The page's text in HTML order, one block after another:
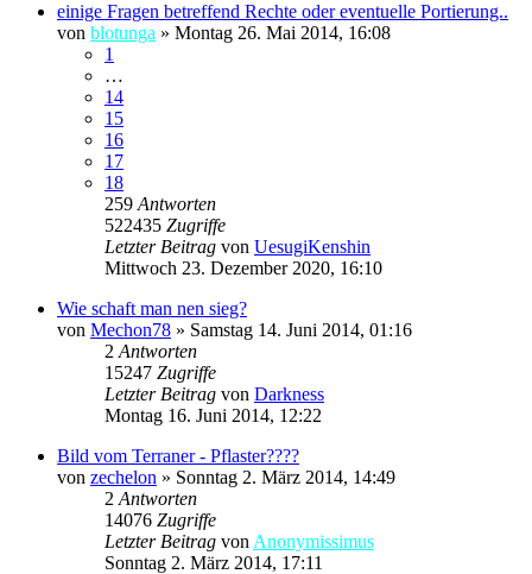
einige Fragen betreffend Rechte oder eventuelle Portierung..
von blotunga » Montag 26. Mai 2014, 16:08
1
…
14
15
16
17
18
259 Antworten
522435 Zugriffe
Letzter Beitrag von UesugiKenshin
Mittwoch 23. Dezember 2020, 16:10
Wie schaft man nen sieg?
von Mechon78 » Samstag 14. Juni 2014, 01:16
2 Antworten
15247 Zugriffe
Letzter Beitrag von Darkness
Montag 16. Juni 2014, 12:22
Bild vom Terraner - Pflaster????
von zechelon » Sonntag 2. März 2014, 14:49
2 Antworten
14076 Zugriffe
Letzter Beitrag von Anonymissimus
Sonntag 2. März 2014, 17:11